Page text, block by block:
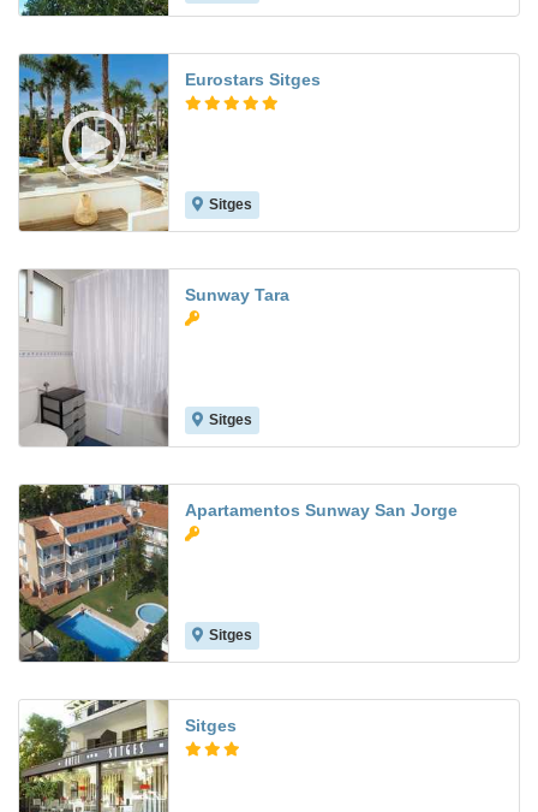
Eurostars Sitges
Sitges
Sunway Tara
Sitges
Apartamentos Sunway San Jorge
Sitges
Sitges